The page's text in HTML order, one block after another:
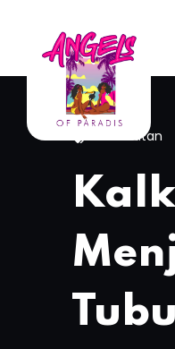
Kesehatan